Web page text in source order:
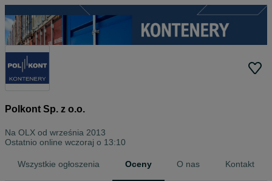
Polkont Sp. z o.o.
Na OLX od września 2013
Ostatnio online wczoraj o 13:10
Wszystkie ogłoszenia Oceny O nas Kontakt